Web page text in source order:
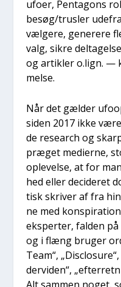
ufo­er, Pen­ta­gons
besøg/trusler
væl­ge­re, gene­re­re
valg, sik­re
og artik­ler o.lign. —
mel­se.
Når det gæl­der
siden 2017 ikke
de research og
præ­get medi­er­ne,
ople­vel­se, at for
hed eller deci­de­ret
tisk skri­ver af fra
ne med
eks­per­ter, fal­den
og i flæng bru­ger
Team“,
der­vi­den“,